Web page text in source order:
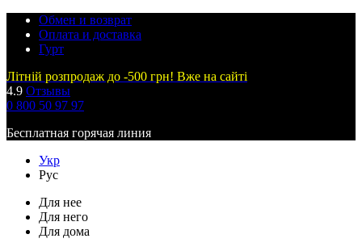
Обмен и возврат
Оплата и доставка
Гурт
Літній розпродаж до -500 грн! Вже на сайті
4.9 Отзывы
0 800 50 97 97
Бесплатная горячая линия
Укр
Рус
Для нее
Для него
Для дома